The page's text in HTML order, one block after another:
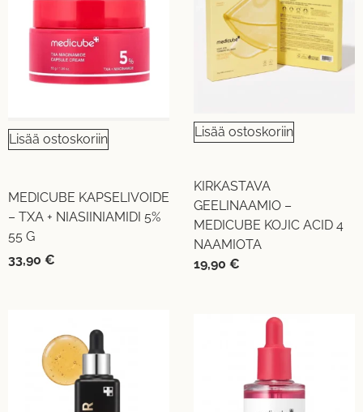
Lisää ostoskoriin
MEDICUBE KAPSELIVOIDE
– TXA + NIASIINIAMIDI 5%
55 G
33,90 €
Lisää ostoskoriin
KIRKASTAVA
GEELINAAMIO –
MEDICUBE KOJIC ACID 4
NAAMIOTA
19,90 €